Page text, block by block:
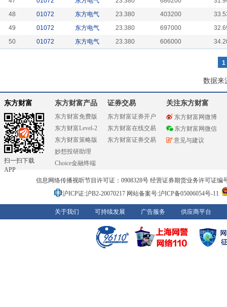
48
01072 东方电气 23.380 403200
49
01072 东方电气 23.380 697000
50
01072 东方电气 23.380 606000
1
数据来
东方财富
扫一扫下载
APP
东方财富产品
东方财富免费版
东方财富Level-2
东方财富策略版
妙想投研助理
Choice金融终端
证券交易
东方财富证券开户
东方财富在线交易
东方财富证券交易
关注东方财富
东方财富网微博
东方财富网微信
意见与建议
信息网络传播视听节目许可证：0908328号 经营证券期货业务许可证编
沪ICP证:沪B2-20070217 网站备案号:沪ICP备05006054号-11
关于我们 可持续发展 广告服务 供应商平台